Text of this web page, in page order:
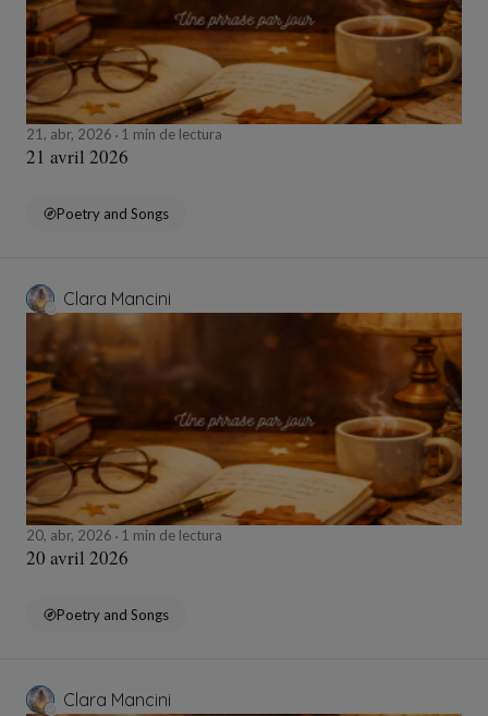
21, abr, 2026 1 min de lectura
21 avril 2026
Poetry and Songs
Clara Mancini
20, abr, 2026 1 min de lectura
20 avril 2026
Poetry and Songs
Clara Mancini